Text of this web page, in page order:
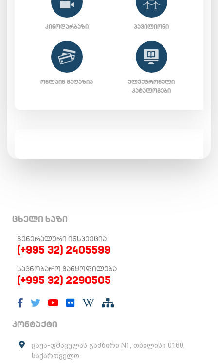
ᲙᲘᲜᲝᲓᲐᲠᲑᲐᲖᲘ ᲞᲐᲕᲘᲚᲘᲝᲜᲘ
ᲝᲜᲚᲐᲘᲜ ᲛᲐᲦᲐᲖᲘᲐ
ᲔᲚᲔᲥᲢᲠᲝᲜᲣᲚᲘ
ᲙᲐᲢᲐᲚᲝᲒᲔᲑᲘ
ცხელი ხაზი
ᲒᲔᲜᲔᲠᲐᲚᲣᲠᲘ ᲘᲜᲡᲞᲔᲥᲪᲘᲐ
(+995 32) 2405599
ᲡᲐᲪᲜᲝᲑᲐᲠᲝ ᲒᲐᲜᲧᲝᲤᲘᲚᲔᲑᲐ
(+995 32) 2290505
კონტაქტი
ვაჟა-ფშაველას გამზირი N1, თბილისი 0160,
საქართველო